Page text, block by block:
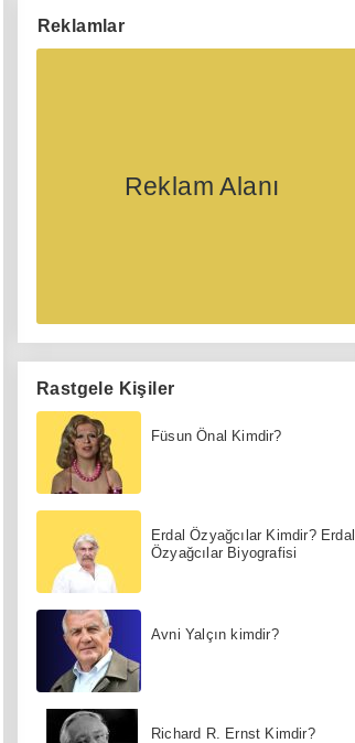
Reklamlar
Reklam Alanı
Rastgele Kişiler
Füsun Önal Kimdir?
Erdal Özyağcılar Kimdir? Erdal
Özyağcılar Biyografisi
Avni Yalçın kimdir?
Richard R. Ernst Kimdir?